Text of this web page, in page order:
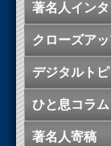
著名人イン
クローズア
デジタルト
ひと息コラム
著名人寄稿